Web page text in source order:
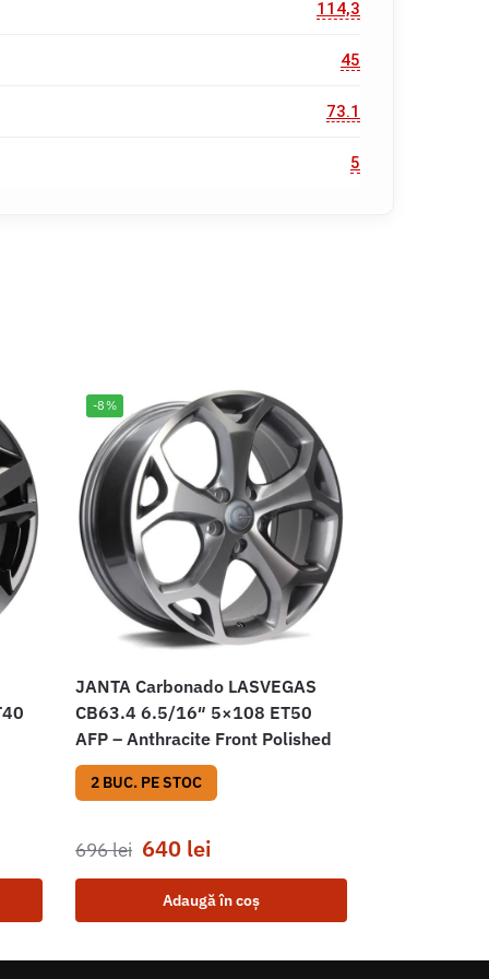
114,3
45
73.1
5
-8%
JANTA Carbonado LASVEGAS
CB63.4 6.5/16″ 5×108 ET50
AFP – Anthracite Front Polished
2 BUC. PE STOC
696lei 640 lei
Adaugă în coș